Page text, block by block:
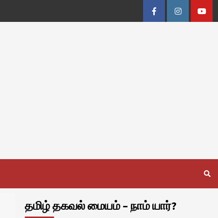
FacebookInstagram
தமிழ் தகவல் மையம் – நாம் யார்?